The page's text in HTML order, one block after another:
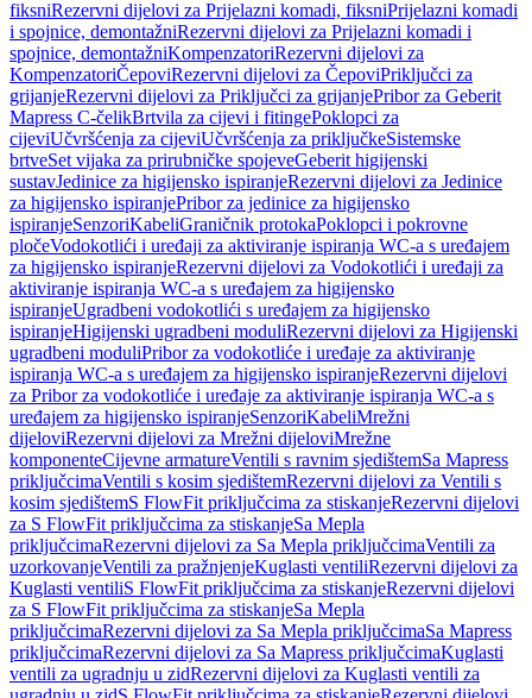
fiksniRezervni dijelovi za Prijelazni komadi, fiksniPrijelazni komadi
i spojnice, demontažniRezervni dijelovi za Prijelazni komadi i
spojnice, demontažniKompenzatoriRezervni dijelovi za
KompenzatoriČepoviRezervni dijelovi za ČepoviPriključci za
grijanjeRezervni dijelovi za Priključci za grijanjePribor za Geberit
Mapress C-čelikBrtvila za cijevi i fitingePoklopci za
cijeviUčvršćenja za cijeviUčvršćenja za priključkeSistemske
brtveSet vijaka za prirubničke spojeveGeberit higijenski
sustavJedinice za higijensko ispiranjeRezervni dijelovi za Jedinice
za higijensko ispiranjePribor za jedinice za higijensko
ispiranjeSenzoriKabeliGraničnik protokaPoklopci i pokrovne
pločeVodokotlići i uređaji za aktiviranje ispiranja WC-a s uređajem
za higijensko ispiranjeRezervni dijelovi za Vodokotlići i uređaji za
aktiviranje ispiranja WC-a s uređajem za higijensko
ispiranjeUgradbeni vodokotlići s uređajem za higijensko
ispiranjeHigijenski ugradbeni moduliRezervni dijelovi za Higijenski
ugradbeni moduliPribor za vodokotliće i uređaje za aktiviranje
ispiranja WC-a s uređajem za higijensko ispiranjeRezervni dijelovi
za Pribor za vodokotliće i uređaje za aktiviranje ispiranja WC-a s
uređajem za higijensko ispiranjeSenzoriKabeliMrežni
dijeloviRezervni dijelovi za Mrežni dijeloviMrežne
komponenteCijevne armatureVentili s ravnim sjedištemSa Mapress
priključcimaVentili s kosim sjedištemRezervni dijelovi za Ventili s
kosim sjedištemS FlowFit priključcima za stiskanjeRezervni dijelovi
za S FlowFit priključcima za stiskanjeSa Mepla
priključcimaRezervni dijelovi za Sa Mepla priključcimaVentili za
uzorkovanjeVentili za pražnjenjeKuglasti ventiliRezervni dijelovi za
Kuglasti ventiliS FlowFit priključcima za stiskanjeRezervni dijelovi
za S FlowFit priključcima za stiskanjeSa Mepla
priključcimaRezervni dijelovi za Sa Mepla priključcimaSa Mapress
priključcimaRezervni dijelovi za Sa Mapress priključcimaKuglasti
ventili za ugradnju u zidRezervni dijelovi za Kuglasti ventili za